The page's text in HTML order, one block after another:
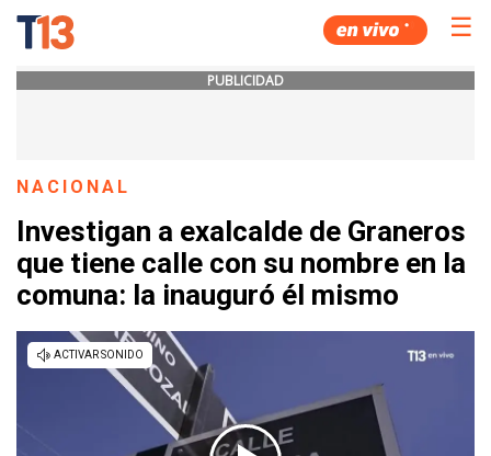
☰
PUBLICIDAD
NACIONAL
Investigan a exalcalde de Graneros
que tiene calle con su nombre en la
comuna: la inauguró él mismo